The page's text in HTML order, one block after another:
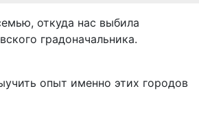
откуда нас выбила
градоначальника.
опыт именно этих городов